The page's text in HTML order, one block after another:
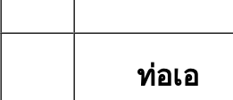
ท่อเอ